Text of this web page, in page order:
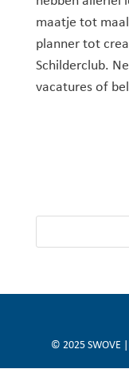
maatje tot
planner tot
Schilderclub.
vacatures of
© 2025 SWOVE